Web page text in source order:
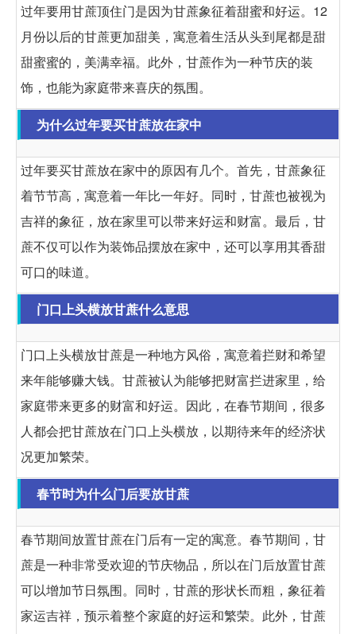
过年要用甘蔗顶住门是因为甘蔗象征着甜蜜和好运。12
月份以后的甘蔗更加甜美，寓意着生活从头到尾都是甜
甜蜜蜜的，美满幸福。此外，甘蔗作为一种节庆的装
饰，也能为家庭带来喜庆的氛围。
为什么过年要买甘蔗放在家中
过年要买甘蔗放在家中的原因有几个。首先，甘蔗象征
着节节高，寓意着一年比一年好。同时，甘蔗也被视为
吉祥的象征，放在家里可以带来好运和财富。最后，甘
蔗不仅可以作为装饰品摆放在家中，还可以享用其香甜
可口的味道。
门口上头横放甘蔗什么意思
门口上头横放甘蔗是一种地方风俗，寓意着拦财和希望
来年能够赚大钱。甘蔗被认为能够把财富拦进家里，给
家庭带来更多的财富和好运。因此，在春节期间，很多
人都会把甘蔗放在门口上头横放，以期待来年的经济状
况更加繁荣。
春节时为什么门后要放甘蔗
春节期间放置甘蔗在门后有一定的寓意。春节期间，甘
蔗是一种非常受欢迎的节庆物品，所以在门后放置甘蔗
可以增加节日氛围。同时，甘蔗的形状长而粗，象征着
家运吉祥，预示着整个家庭的好运和繁荣。此外，甘蔗